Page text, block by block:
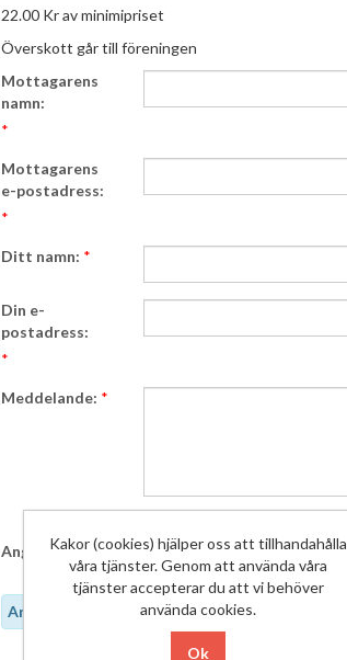
22.00 Kr av minimipriset
Överskott går till föreningen
Mottagarens
namn:
*
Mottagarens
e-postadress:
*
Ditt namn: *
Din e-
postadress:
*
Meddelande: *
Ange ditt pris:
Ange pris över 110,00 kr
Kakor (cookies) hjälper oss att tillhandahålla
våra tjänster. Genom att använda våra
tjänster accepterar du att vi behöver
använda cookies.